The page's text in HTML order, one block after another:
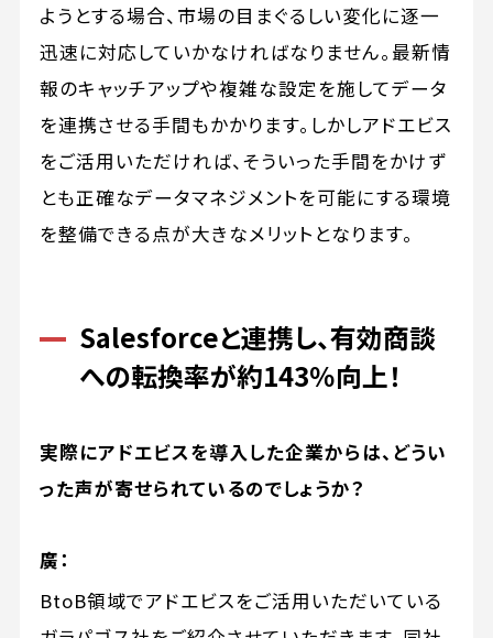
ようとする場合、市場の目まぐるしい変化に逐一
迅速に対応していかなければなりません。最新情
報のキャッチアップや複雑な設定を施してデータ
を連携させる手間もかかります。しかしアドエビス
をご活用いただければ、そういった手間をかけず
とも正確なデータマネジメントを可能にする環境
を整備できる点が大きなメリットとなります。
Salesforceと連携し、有効商談
への転換率が約143％向上！
実際にアドエビスを導入した企業からは、どうい
った声が寄せられているのでしょうか？
廣：
BtoB領域でアドエビスをご活用いただいている